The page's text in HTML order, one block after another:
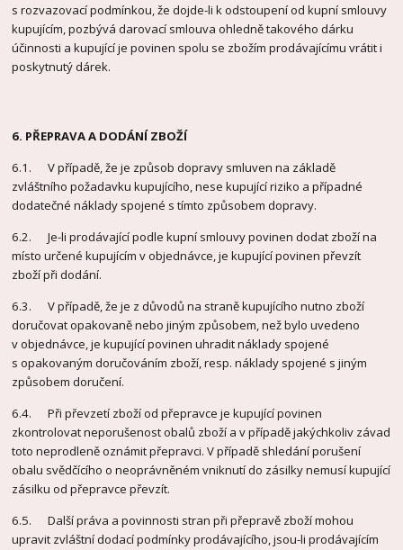
s rozvazovací podmínkou, že dojde-li k odstoupení od kupní smlouvy
kupujícím, pozbývá darovací smlouva ohledně takového dárku
účinnosti a kupující je povinen spolu se zbožím prodávajícímu vrátit i
poskytnutý dárek.
6. PŘEPRAVA A DODÁNÍ ZBOŽÍ
6.1. V případě, že je způsob dopravy smluven na základě
zvláštního požadavku kupujícího, nese kupující riziko a případné
dodatečné náklady spojené s tímto způsobem dopravy.
6.2. Je-li prodávající podle kupní smlouvy povinen dodat zboží na
místo určené kupujícím v objednávce, je kupující povinen převzít
zboží při dodání.
6.3. V případě, že je z důvodů na straně kupujícího nutno zboží
doručovat opakovaně nebo jiným způsobem, než bylo uvedeno
v objednávce, je kupující povinen uhradit náklady spojené
s opakovaným doručováním zboží, resp. náklady spojené s jiným
způsobem doručení.
6.4. Při převzetí zboží od přepravce je kupující povinen
zkontrolovat neporušenost obalů zboží a v případě jakýchkoliv závad
toto neprodleně oznámit přepravci. V případě shledání porušení
obalu svědčícího o neoprávněném vniknutí do zásilky nemusí kupující
zásilku od přepravce převzít.
6.5. Další práva a povinnosti stran při přepravě zboží mohou
upravit zvláštní dodací podmínky prodávajícího, jsou-li prodávajícím